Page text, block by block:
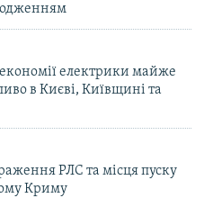
електрики майже
в Києві, Київщині та
РЛС та місця пуску
Криму